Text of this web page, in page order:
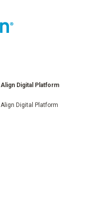
Align Digital Platform
Align Digital Platform